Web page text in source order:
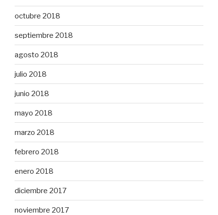
octubre 2018
septiembre 2018
agosto 2018
julio 2018
junio 2018
mayo 2018
marzo 2018
febrero 2018
enero 2018
diciembre 2017
noviembre 2017